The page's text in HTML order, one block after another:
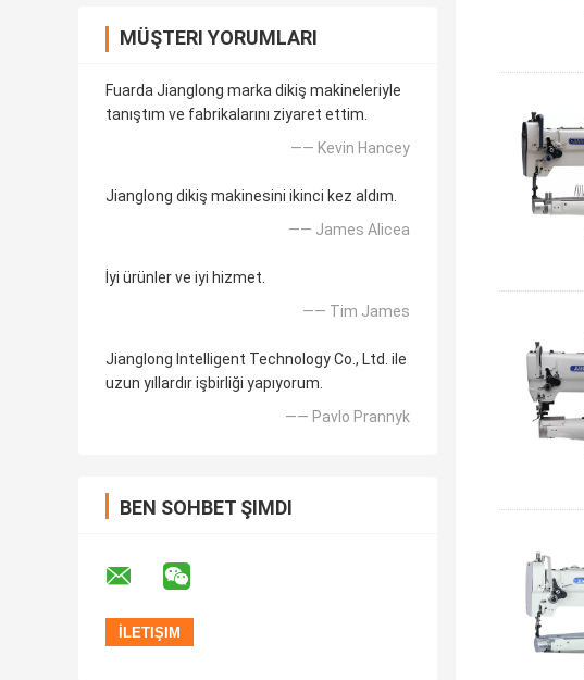
MÜŞTERI YORUMLARI
Fuarda Jianglong marka dikiş makineleriyle
tanıştım ve fabrikalarını ziyaret ettim.
—— Kevin Hancey
Jianglong dikiş makinesini ikinci kez aldım.
—— James Alicea
İyi ürünler ve iyi hizmet.
—— Tim James
Jianglong Intelligent Technology Co., Ltd. ile
uzun yıllardır işbirliği yapıyorum.
—— Pavlo Prannyk
BEN SOHBET ŞIMDI